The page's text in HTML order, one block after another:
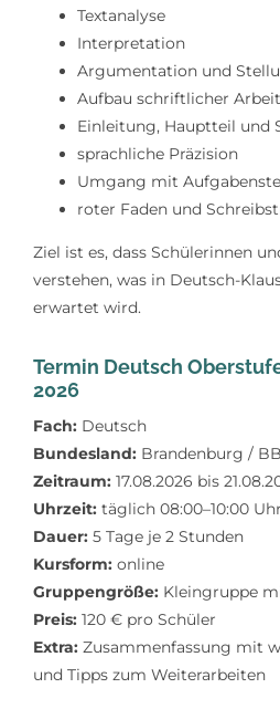
Textanalyse
Interpretation
Argumentation und
Aufbau schriftlicher
Einleitung, Hauptteil und
sprachliche Präzision
Umgang mit
roter Faden und
Ziel ist es, dass Schülerinnen
verstehen, was in Deutsch-
erwartet wird.
Termin Deutsch
2026
Fach:Deutsch
Bundesland:Brandenburg / BB
Zeitraum:17.08.2026 bis
Uhrzeit:täglich 08:00–10:00 Uhr
Dauer:5 Tage je 2 Stunden
Kursform:online
Gruppengröße:Kleingruppe
Preis:120 € pro Schüler
Extra:Zusammenfassung mit
und Tipps zum Weiterarbeiten